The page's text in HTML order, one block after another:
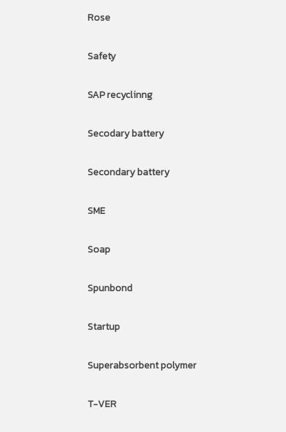
Rose
Safety
SAP recyclinng
Secodary battery
Secondary battery
SME
Soap
Spunbond
Startup
Superabsorbent polymer
T-VER